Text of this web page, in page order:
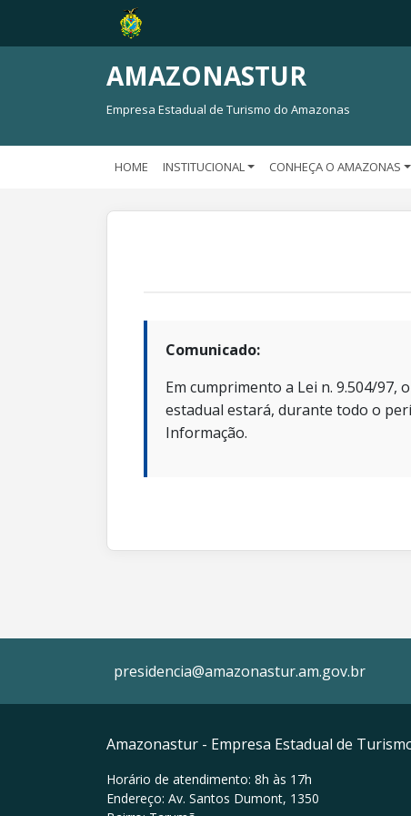
AMAZONASTUR
Empresa Estadual de Turismo do Amazonas
HOME INSTITUCIONAL CONHEÇA O AMAZONAS
Comunicado:
Em cumprimento a Lei n. 9.504/
estadual estará, durante todo o
Informação.
presidencia@amazonastur.am.gov.br
Amazonastur - Empresa Estadual de
Horário de atendimento: 8h às 17h
Endereço: Av. Santos Dumont, 1350